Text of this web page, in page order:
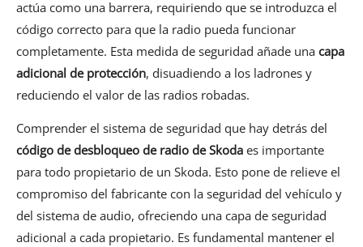
actúa como una barrera, requiriendo que se introduzca el
código correcto para que la radio pueda funcionar
completamente. Esta medida de seguridad añade una capa
adicional de protección, disuadiendo a los ladrones y
reduciendo el valor de las radios robadas.
Comprender el sistema de seguridad que hay detrás del
código de desbloqueo de radio de Skoda es importante
para todo propietario de un Skoda. Esto pone de relieve el
compromiso del fabricante con la seguridad del vehículo y
del sistema de audio, ofreciendo una capa de seguridad
adicional a cada propietario. Es fundamental mantener el